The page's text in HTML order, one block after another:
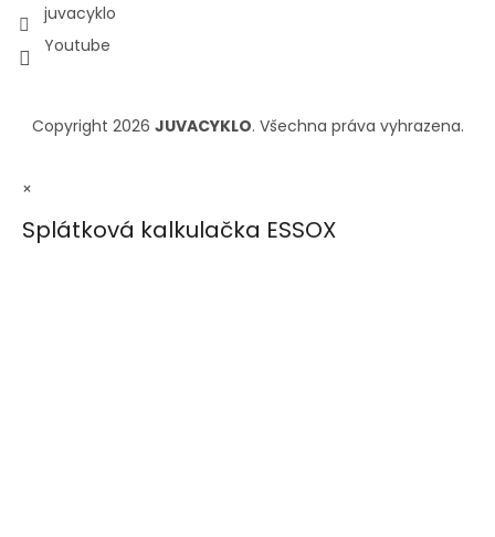
juvacyklo
Youtube
Copyright 2026 JUVACYKLO. Všechna práva vyhrazena.
×
Splátková kalkulačka ESSOX